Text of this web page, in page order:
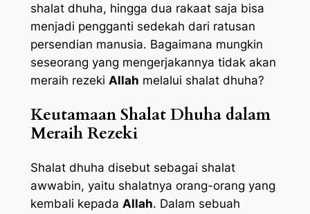
shalat dhuha, hingga dua rakaat saja bisa
menjadi pengganti sedekah dari ratusan
persendian manusia. Bagaimana mungkin
seseorang yang mengerjakannya tidak akan
meraih rezeki Allah melalui shalat dhuha?
Keutamaan Shalat Dhuha dalam
Meraih Rezeki
Shalat dhuha disebut sebagai shalat
awwabin, yaitu shalatnya orang-orang yang
kembali kepada Allah. Dalam sebuah